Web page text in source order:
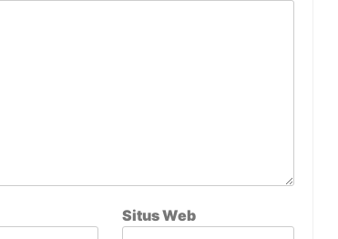
Situs Web